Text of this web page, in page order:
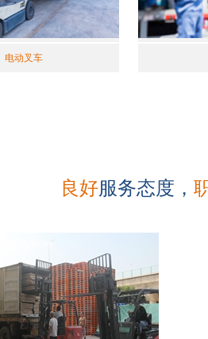
电动叉车
良好服务态度，